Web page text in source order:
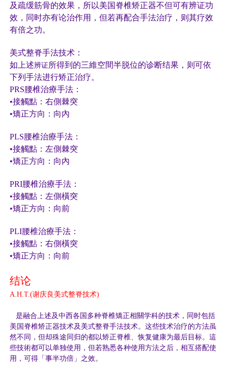
及疏缓筋骨的效果，所以美国脊椎矫正器不但可有辨证功
效，同时亦有论治作用，但若再配合手法治疗，则其疗效
有倍之功。
美式整脊手法技术：
如上述辨证所得到的三維空間半脱位的诊断结果，则可依
下列手法进行矫正治疗。
PRS腰椎治療手法：
•接觸點：右側棘突
•矯正方向：向內
PLS腰椎治療手法：
•接觸點：左側棘突
•矯正方向：向內
PRI腰椎治療手法：
•接觸點：左側橫突
•矯正方向：向前
PLI腰椎治療手法：
•接觸點：右側橫突
•矯正方向：向前
结论
A.H.T.(谢庆良美式整脊技术)
是融合上述及中西各国多种脊椎矯正相關学科的技术，同时包括
美国脊椎矫正器技术及美式整脊手法技术。这些技术治疗的方法虽
然不同，但却殊途同归的都以矫正脊椎、恢复健康为最后目标。這
些技術都可以单独使用，但若熟悉各种使用方法之后，相互搭配使
用，可得「事半功倍」之效。